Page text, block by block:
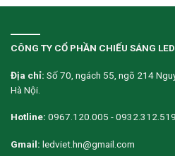
CÔNG TY CỔ PHẦN CHIẾU SÁNG
Địa chỉ: Số 70, ngách 55, ngõ 214
Hà Nội.
Hotline: 0967.120.005 -
Gmail: ledviet.hn@gmail.com